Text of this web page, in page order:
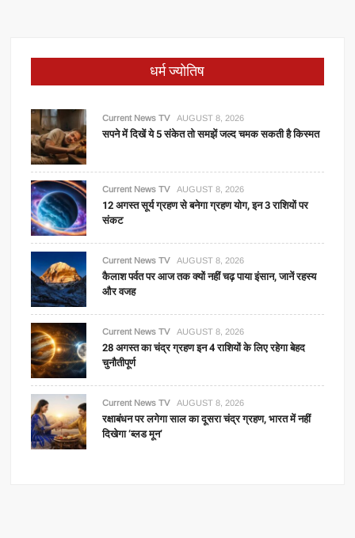
धर्म ज्योतिष
Current News TV AUGUST 8, 2026
सपने में दिखें ये 5 संकेत तो समझें जल्द चमक सकती है किस्मत
Current News TV AUGUST 8, 2026
12 अगस्त सूर्य ग्रहण से बनेगा ग्रहण योग, इन 3 राशियों पर
संकट
Current News TV AUGUST 8, 2026
कैलाश पर्वत पर आज तक क्यों नहीं चढ़ पाया इंसान, जानें रहस्य
और वजह
Current News TV AUGUST 8, 2026
28 अगस्त का चंद्र ग्रहण इन 4 राशियों के लिए रहेगा बेहद
चुनौतीपूर्ण
Current News TV AUGUST 8, 2026
रक्षाबंधन पर लगेगा साल का दूसरा चंद्र ग्रहण, भारत में नहीं
दिखेगा ‘ब्लड मून’